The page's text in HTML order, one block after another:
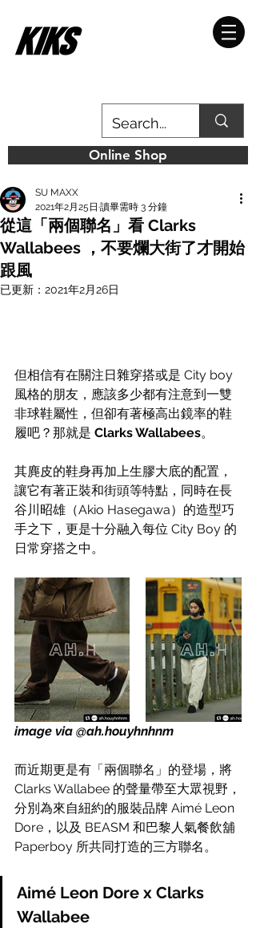
Online Shop
從這「兩個聯名」看 Clarks
Wallabees ，不要爛大街了才開始
跟風
SU MAXX
2021年2月25日 讀畢需時 3 分鐘
已更新： 2021年2月26日
但相信有在關注日雜穿搭或是 City boy
風格的朋友，應該多少都有注意到一雙
非球鞋屬性，但卻有著極高出鏡率的鞋
履吧？那就是 Clarks Wallabees。
其麂皮的鞋身再加上生膠大底的配置，
讓它有著正裝和街頭等特點，同時在長
谷川昭雄 （Akio Hasegawa） 的造型巧
手之下，更是十分融入每位 City Boy 的
日常穿搭之中。
image via @ah.houyhnhnm
而近期更是有「兩個聯名」的登場，將
Clarks Wallabee 的聲量帶至大眾視野，
分別為來自紐約的服裝品牌 Aimé Leon
Dore，以及 BEASM 和巴黎人氣餐飲舖
Paperboy 所共同打造的三方聯名。
Aimé Leon Dore x Clarks
Wallabee